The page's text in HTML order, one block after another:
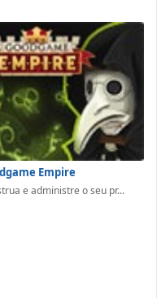
Empire
e administre o seu pr...